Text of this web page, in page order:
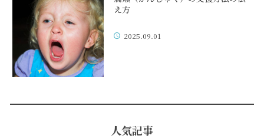
え方
2025.09.01
人気記事